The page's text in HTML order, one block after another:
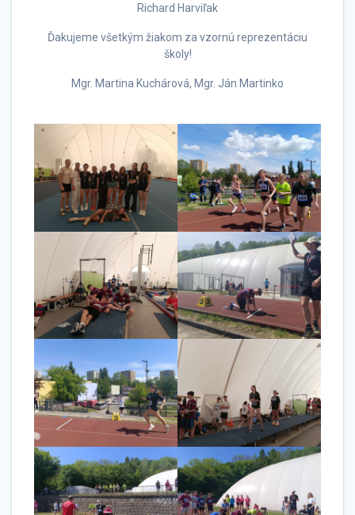
Richard Harviľak
Ďakujeme všetkým žiakom za vzornú reprezentáciu
školy!
Mgr. Martina Kuchárová, Mgr. Ján Martinko